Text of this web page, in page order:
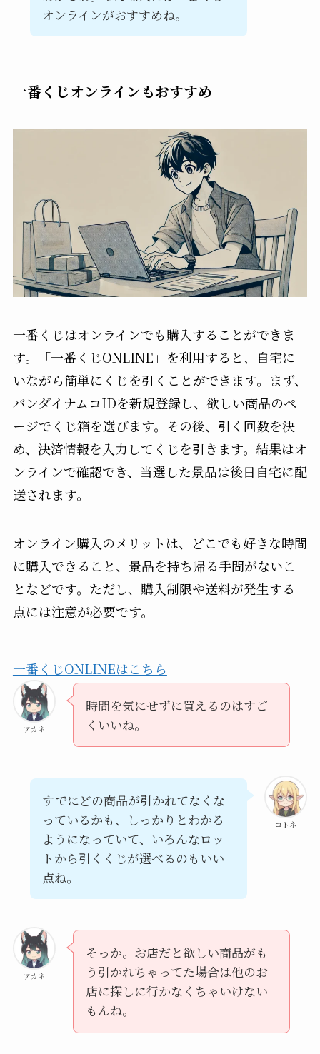
オンラインがおすすめね。
一番くじオンラインもおすすめ
一番くじはオンラインでも購入することができま
す。「一番くじONLINE」を利用すると、自宅に
いながら簡単にくじを引くことができます。まず、
バンダイナムコIDを新規登録し、欲しい商品のペ
ージでくじ箱を選びます。その後、引く回数を決
め、決済情報を入力してくじを引きます。結果はオ
ンラインで確認でき、当選した景品は後日自宅に配
送されます。
オンライン購入のメリットは、どこでも好きな時間
に購入できること、景品を持ち帰る手間がないこ
となどです。ただし、購入制限や送料が発生する
点には注意が必要です。
一番くじONLINEはこちら
アカネ
時間を気にせずに買えるのはすご
くいいね。
コトネ
すでにどの商品が引かれてなくな
っているかも、しっかりとわかる
ようになっていて、いろんなロッ
トから引くくじが選べるのもいい
点ね。
アカネ
そっか。お店だと欲しい商品がも
う引かれちゃってた場合は他のお
店に探しに行かなくちゃいけない
もんね。